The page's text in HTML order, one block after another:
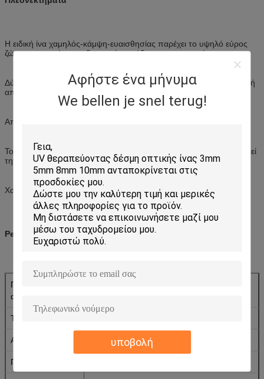
Αφήστε ένα μήνυμα
We bellen je snel terug!
υποβολή
Η ειδική ίνα χαμηλός-κάμψη-ευαισθησίας παρέχει το υψηλό εύρος
ζώνης και την άριστη ιδιοκτησία μετάδοσης επικοινωνίας
Δύο παράλληλα μέλη δύναμης χάλυβα wire/FRP εξασφαλίζουν καλή
απόδοση της αντίστασης συντριβής toprotect η ίνα.
Απλή δομή, ελαφριά και υψηλή δυνατότητα πραγματοποίησης
Το νέο σχέδιο φλαούτων, εύκολα λουρίδα και συναρμογή, απλοποιεί
την εγκατάσταση και τη συντήρηση
Χαμηλός καπνός, μηές αλόγονο και φλόγα - θήκη καθυστερούντω.
Perameter προϊόντων
Πρότυπος
αριθμός
Τύπος
Αριθμός αγωγών
Πιστοποίηση